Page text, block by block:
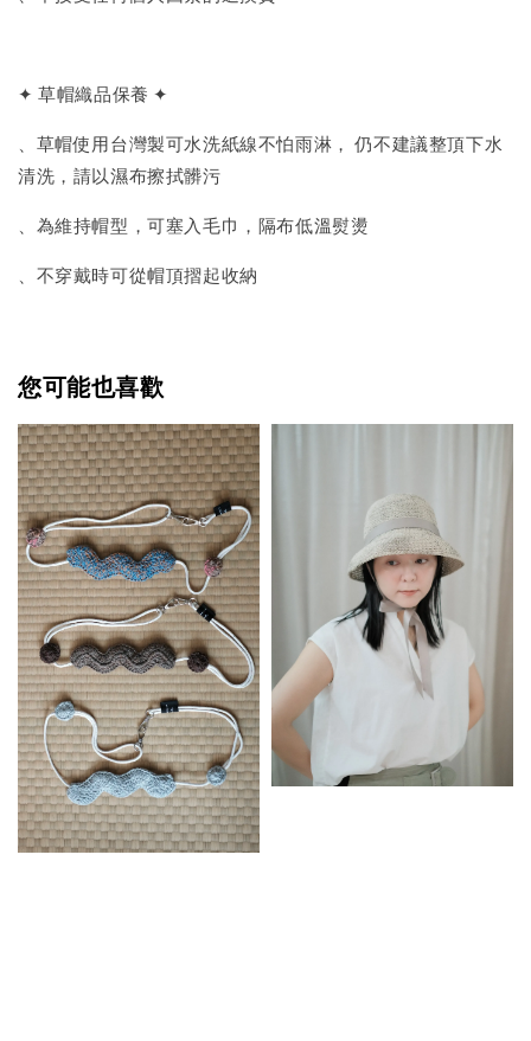
✦ 草帽織品保養 ✦
、草帽使用台灣製可水洗紙線不怕雨淋， 仍不建議整頂下水
清洗，請以濕布擦拭髒污
、為維持帽型，可塞入毛巾，隔布低溫熨燙
、不穿戴時可從帽頂摺起收納
您可能也喜歡